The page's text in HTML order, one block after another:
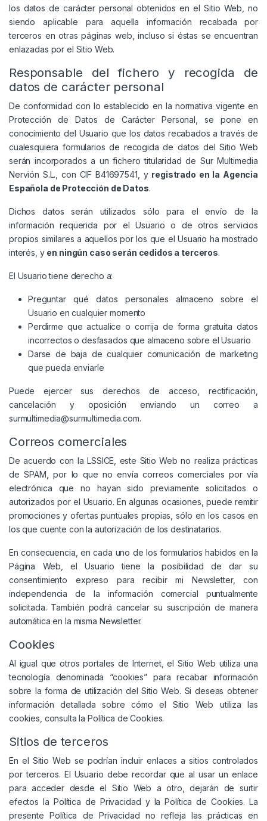
los datos de carácter personal obtenidos en el Sitio Web, no
siendo aplicable para aquella información recabada por
terceros en otras páginas web, incluso si éstas se encuentran
enlazadas por el Sitio Web.
Responsable del fichero y recogida de
datos de carácter personal
De conformidad con lo establecido en la normativa vigente en
Protección de Datos de Carácter Personal, se pone en
conocimiento del Usuario que los datos recabados a través de
cualesquiera formularios de recogida de datos del Sitio Web
serán incorporados a un fichero titularidad de Sur Multimedia
Nervión S.L., con CIF B41697541, y registrado en la Agencia
Española de Protección de Datos.
Dichos datos serán utilizados sólo para el envío de la
información requerida por el Usuario o de otros servicios
propios similares a aquellos por los que el Usuario ha mostrado
interés, y en ningún caso serán cedidos a terceros.
El Usuario tiene derecho a:
Preguntar qué datos personales almaceno sobre el
Usuario en cualquier momento
Perdirme que actualice o corrija de forma gratuita datos
incorrectos o desfasados que almaceno sobre el Usuario
Darse de baja de cualquier comunicación de marketing
que pueda enviarle
Puede ejercer sus derechos de acceso, rectificación,
cancelación y oposición enviando un correo a
surmultimedia@surmultimedia.com.
Correos comerciales
De acuerdo con la LSSICE, este Sitio Web no realiza prácticas
de SPAM, por lo que no envía correos comerciales por vía
electrónica que no hayan sido previamente solicitados o
autorizados por el Usuario. En algunas ocasiones, puede remitir
promociones y ofertas puntuales propias, sólo en los casos en
los que cuente con la autorización de los destinatarios.
En consecuencia, en cada uno de los formularios habidos en la
Página Web, el Usuario tiene la posibilidad de dar su
consentimiento expreso para recibir mi Newsletter, con
independencia de la información comercial puntualmente
solicitada. También podrá cancelar su suscripción de manera
automática en la misma Newsletter.
Cookies
Al igual que otros portales de Internet, el Sitio Web utiliza una
tecnología denominada “cookies” para recabar información
sobre la forma de utilización del Sitio Web. Si deseas obtener
información detallada sobre cómo el Sitio Web utiliza las
cookies, consulta laPolítica de Cookies.
Sitios de terceros
En el Sitio Web se podrían incluir enlaces a sitios controlados
por terceros. El Usuario debe recordar que al usar un enlace
para acceder desde el Sitio Web a otro, dejarán de surtir
efectos la Política de Privacidad y la Política de Cookies. La
presente Política de Privacidad no refleja las prácticas en